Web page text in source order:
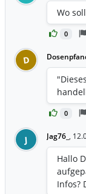
0
Wo
D
0
J Jag76_ ,
Hallo
Infos?